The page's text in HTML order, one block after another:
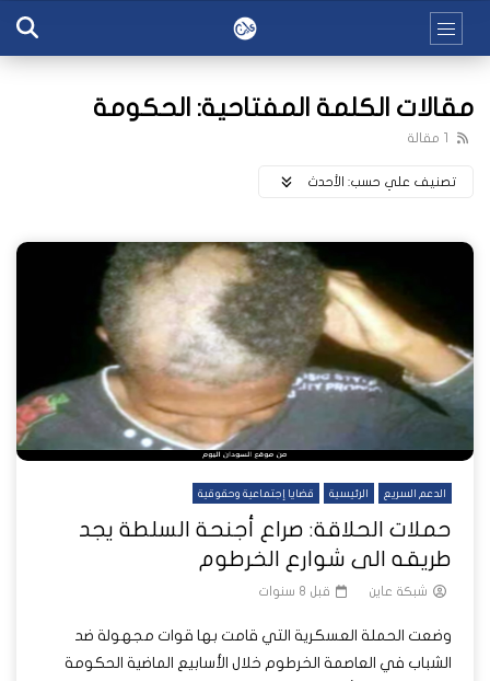
مقالات الكلمة المفتاحية: الحكومة
1 مقالة
تصنيف علي حسب: اﻷحدث
الدعم السريع الرئيسية قضايا إجتماعية وحقوقية
حملات الحلاقة: صراع أجنحة السلطة يجد
طريقه الى شوارع الخرطوم
شبكة عاين قبل 8 سنوات
وضعت الحملة العسكرية التي قامت بها قوات مجهولة ضد
الشباب في العاصمة الخرطوم خلال الأسابيع الماضية الحكومة